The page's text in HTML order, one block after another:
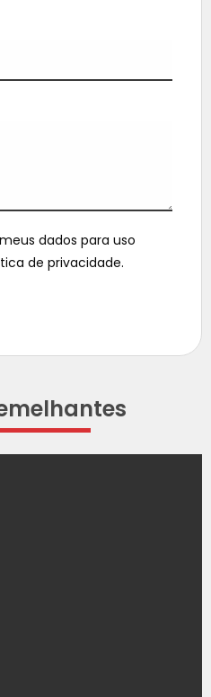
dados para uso
de privacidade.